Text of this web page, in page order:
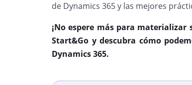
de Dynamics 365 y las mejores
¡No espere más para
Start&Go y descubra cómo
Dynamics 365.